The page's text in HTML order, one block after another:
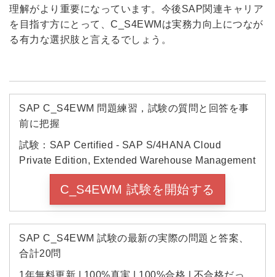
理解がより重要になっています。今後SAP関連キャリア
を目指す方にとって、C_S4EWMは実務力向上につなが
る有力な選択肢と言えるでしょう。
SAP C_S4EWM 問題練習，試験の質問と回答を事
前に把握
試験：SAP Certified - SAP S/4HANA Cloud
Private Edition, Extended Warehouse Management
C_S4EWM 試験を開始する
SAP C_S4EWM 試験の最新の実際の問題と答案、
合計20問